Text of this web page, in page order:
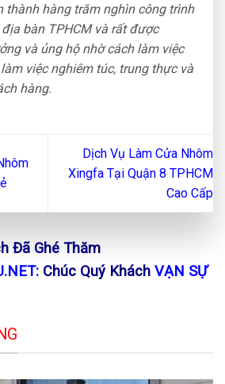
thành hàng trăm nghìn công trình
bàn TPHCM và rất được
và ủng hộ nhờ cách làm việc
việc nghiêm túc, trung thực và
hàng.
Dịch Vụ Làm Cửa Nhôm
Xingfa Tại Quận 8 TPHCM
Cao Cấp
Đã Ghé Thăm
Chúc Quý Khách VẠN SỰ